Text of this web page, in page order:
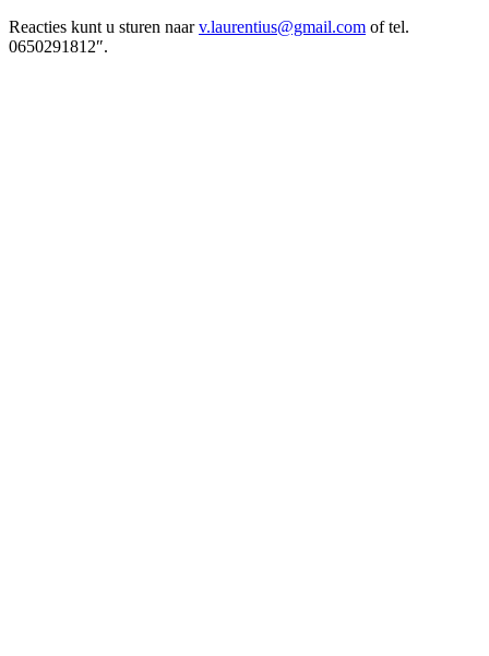
Reacties kunt u sturen naarv.laurentius@gmail.com of tel.
0650291812″.